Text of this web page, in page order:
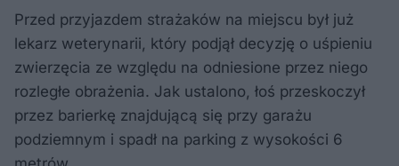
Przed przyjazdem strażaków na miejscu był już
lekarz weterynarii, który podjął decyzję o uśpieniu
zwierzęcia ze względu na odniesione przez niego
rozległe obrażenia. Jak ustalono, łoś przeskoczył
przez barierkę znajdującą się przy garażu
podziemnym i spadł na parking z wysokości 6